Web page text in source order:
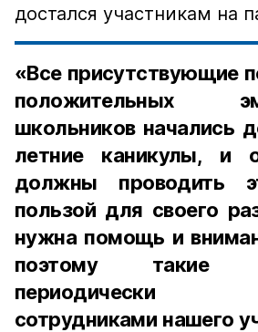
достался участникам на
«Все присутствующие
положительных
школьников начались
летние каникулы, и
должны проводить
пользой для своего
нужна помощь и
поэтому такие
периодически
сотрудниками нашего